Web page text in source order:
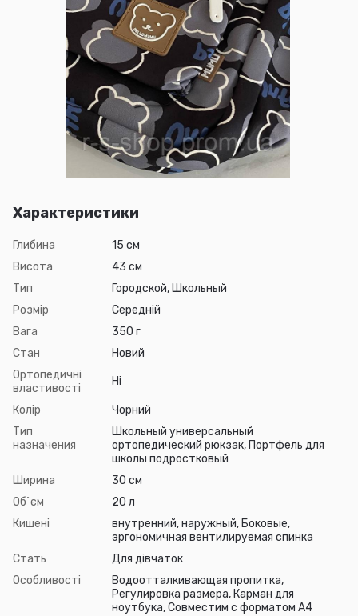
Характеристики
Глибина
15 см
Висота
43 см
Тип
Городской, Школьный
Розмір
Середній
Вага
350 г
Стан
Новий
Ортопедичні
властивості
Ні
Колір
Чорний
Тип
назначения
Школьный универсальный
ортопедический рюкзак, Портфель для
школы подростковый
Ширина
30 см
Об`єм
20 л
Кишені
внутренний, наружный, Боковые,
эргономичная вентилируемая спинка
Стать
Для дівчаток
Особливості
Водоотталкивающая пропитка,
Регулировка размера, Карман для
ноутбука, Совместим с форматом А4